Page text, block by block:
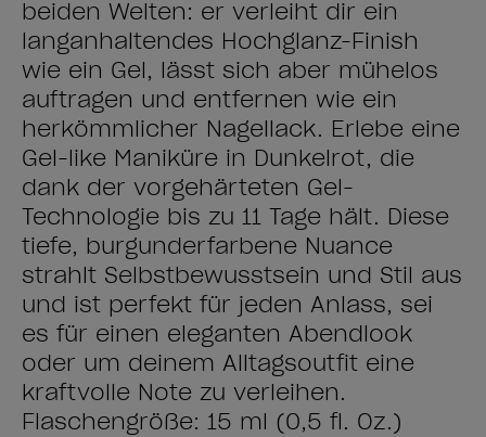
beiden Welten: er verleiht dir ein
langanhaltendes Hochglanz-Finish
wie ein Gel, lässt sich aber mühelos
auftragen und entfernen wie ein
herkömmlicher Nagellack. Erlebe eine
Gel-like Maniküre in Dunkelrot, die
dank der vorgehärteten Gel-
Technologie bis zu 11 Tage hält. Diese
tiefe, burgunderfarbene Nuance
strahlt Selbstbewusstsein und Stil aus
und ist perfekt für jeden Anlass, sei
es für einen eleganten Abendlook
oder um deinem Alltagsoutfit eine
kraftvolle Note zu verleihen.
Flaschengröße: 15 ml (0,5 fl. Oz.)